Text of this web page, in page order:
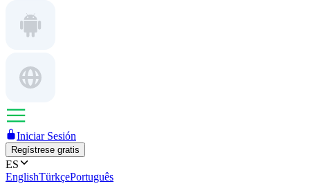
Iniciar Sesión
Regístrese gratis
ES
EnglishTürkçePortuguês